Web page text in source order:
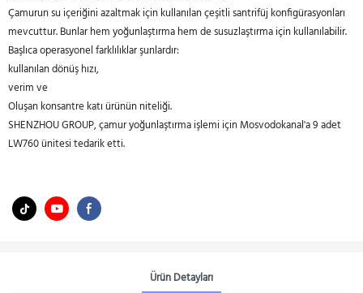
Çamurun su içeriğini azaltmak için kullanılan çeşitli santrifüj konfigürasyonları
mevcuttur. Bunlar hem yoğunlaştırma hem de susuzlaştırma için kullanılabilir.
Başlıca operasyonel farklılıklar şunlardır:
kullanılan dönüş hızı,
verim ve
Oluşan konsantre katı ürünün niteliği.
SHENZHOU GROUP, çamur yoğunlaştırma işlemi için Mosvodokanal'a 9 adet
LW760 ünitesi tedarik etti.
Ürün Detayları